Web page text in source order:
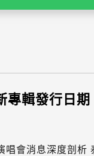
專輯發行日
唱會消息深度剖析